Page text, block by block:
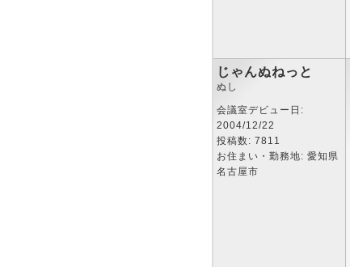
じゃんぬねっと
ぬし
会議室デビュー日:
2004/12/22
投稿数: 7811
お住まい・勤務地: 愛知県
名古屋市